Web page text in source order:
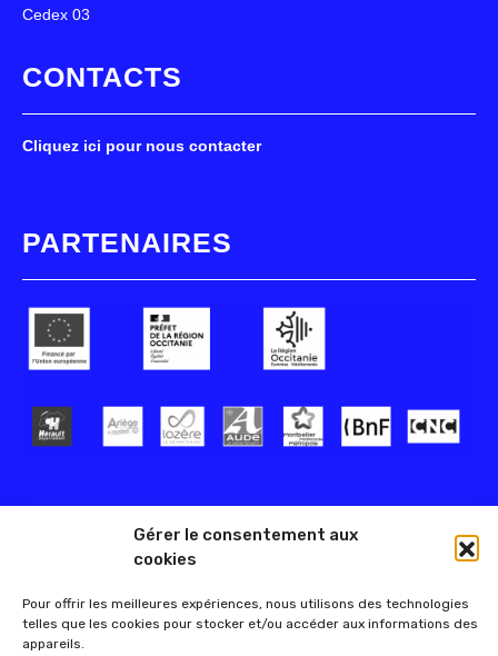
Gérer le consentement aux
cookies
Pour offrir les meilleures expériences, nous utilisons des technologies
telles que les cookies pour stocker et/ou accéder aux informations des
appareils.
Cedex 03
CONTACTS
Cliquez ici pour nous contacter
PARTENAIRES